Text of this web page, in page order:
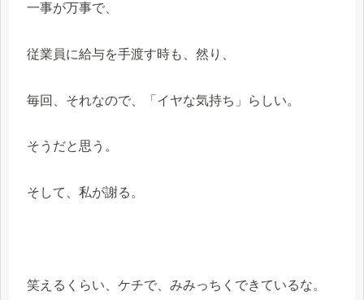
一事が万事で、
従業員に給与を手渡す時も、然り、
毎回、それなので、「イヤな気持ち」らしい。
そうだと思う。
そして、私が謝る。
笑えるくらい、ケチで、みみっちくできているな。